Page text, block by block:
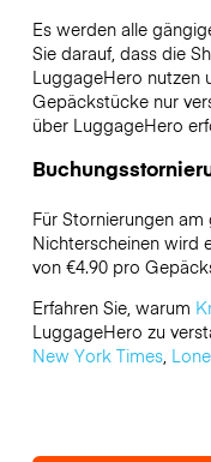
Es werden alle
Sie darauf, dass die
LuggageHero nutzen
Gepäckstücke nur
über LuggageHero
Für Stornierungen
Nichterscheinen wird
von €4.90 pro
Erfahren Sie, warum
LuggageHero zu
New York Times,